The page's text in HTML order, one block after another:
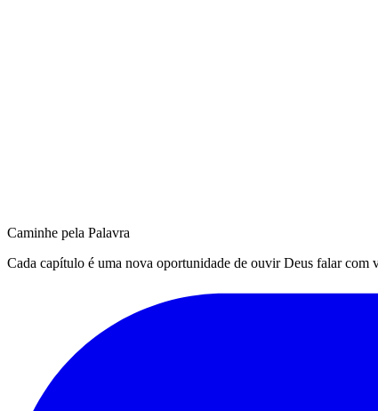
Caminhe pela Palavra
Cada capítulo é uma nova oportunidade de ouvir Deus falar com